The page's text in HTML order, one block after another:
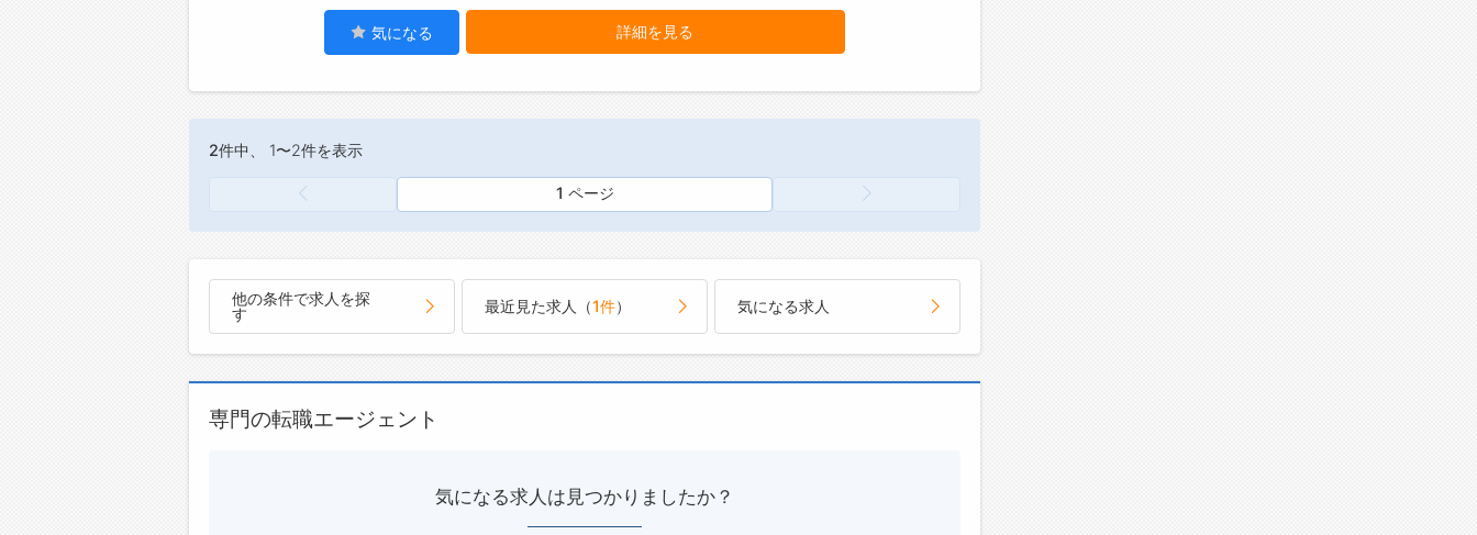
気になる 詳細を見る
2件中、 1〜2件を表示
1 ページ
他の条件で求人を探
す
最近見た求人（1件） 気になる求人
専門の転職エージェント
気になる求人は見つかりましたか？